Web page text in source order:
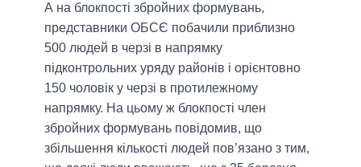
А на блокпості збройних формувань,
представники ОБСЄ побачили приблизно
500 людей в черзі в напрямку
підконтрольних уряду районів і орієнтовно
150 чоловік у черзі в протилежному
напрямку. На цьому ж блокпості член
збройних формувань повідомив, що
збільшення кількості людей пов’язано з тим,